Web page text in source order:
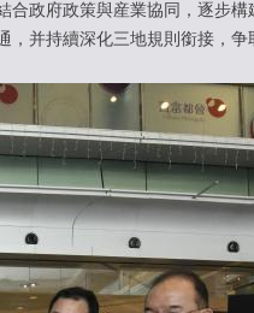
政府政策與産業協同，逐步
并持續深化三地規則銜接，争